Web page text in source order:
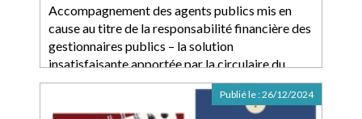
Accompagnement des agents publics mis en
cause au titre de la responsabilité financière des
gestionnaires publics – la solution
insatisfaisante apportée par la circulaire du
Premier Ministre du 17 avril 2025
Publié le :26/12/2024